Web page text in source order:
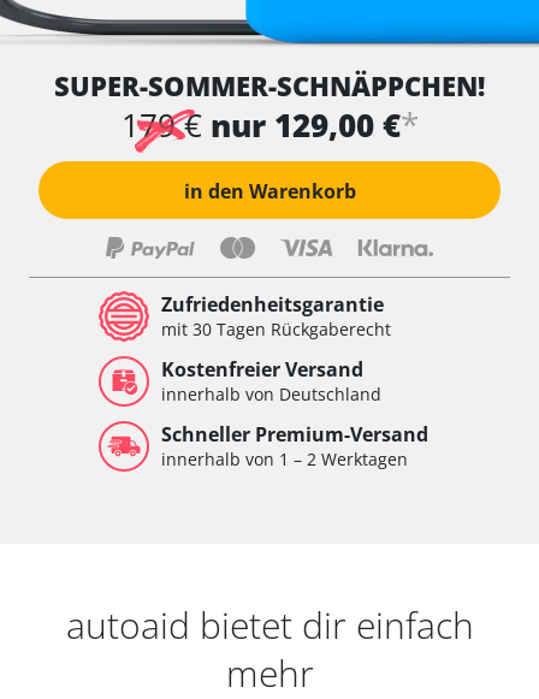
SUPER-SOMMER-SCHNÄPPCHEN!
179 € nur 129,00 €*
in den Warenkorb
Zufriedenheitsgarantie
mit 30 Tagen Rückgaberecht
Kostenfreier Versand
innerhalb von Deutschland
Schneller Premium-Versand
innerhalb von 1 – 2 Werktagen
autoaid bietet dir einfach
mehr